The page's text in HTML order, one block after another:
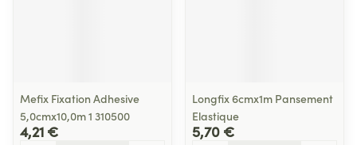
Mefix Fixation Adhesive
5,0cmx10,0m 1 310500
4,21 €
Longfix 6cmx1m Pansement
Elastique
5,70 €